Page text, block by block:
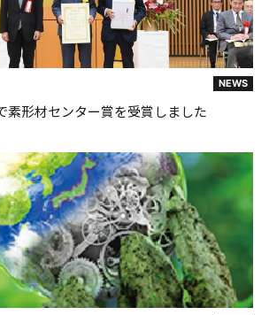
NEWS
素形材センター賞を受賞しました